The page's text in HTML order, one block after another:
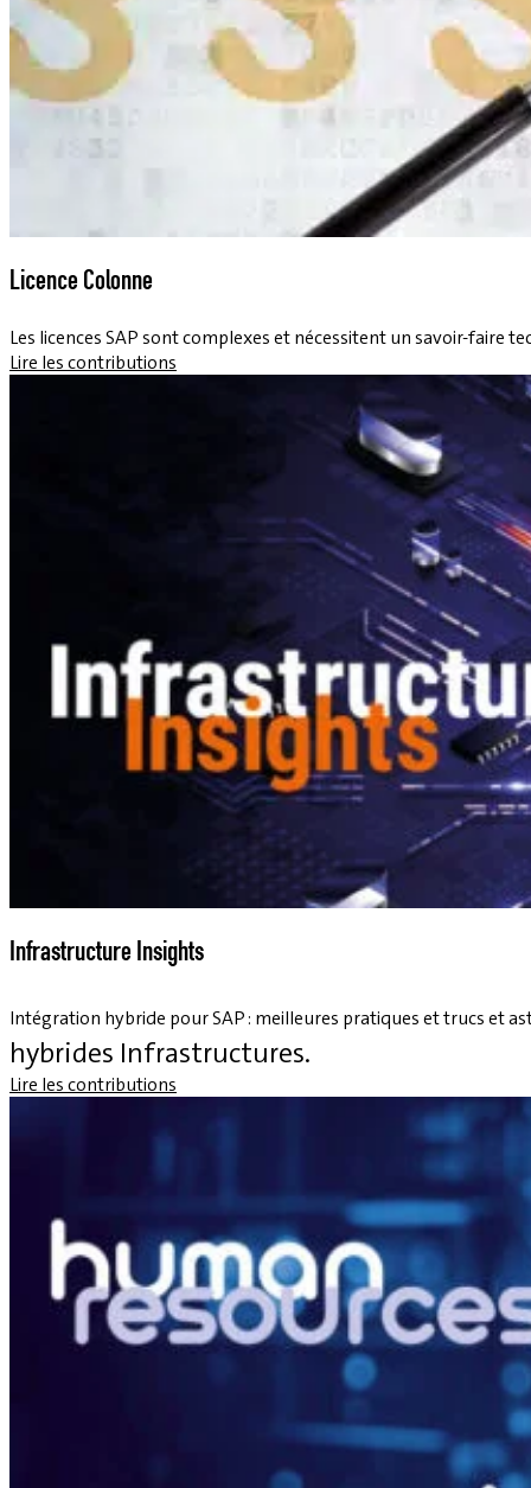
Licence Colonne
Les licences SAP sont complexes et nécessitent un savoir-faire
Lire les contributions
Infrastructure Insights
Intégration hybride pour SAP : meilleures pratiques et trucs et
hybrides Infrastructures.
Lire les contributions